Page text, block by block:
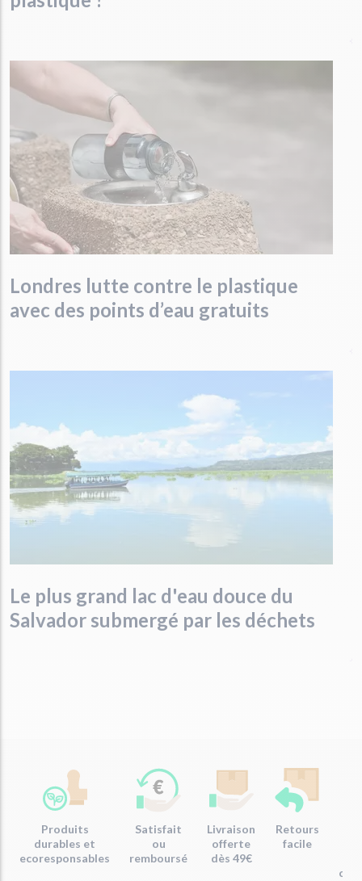
Londres lutte contre le plastique
avec des points d’eau gratuits
Le plus grand lac d'eau douce du
Salvador submergé par les déchets
Produits
durables et
ecoresponsables
Satisfait
ou
remboursé
Livraison
offerte
dès 49€
Retours
facile